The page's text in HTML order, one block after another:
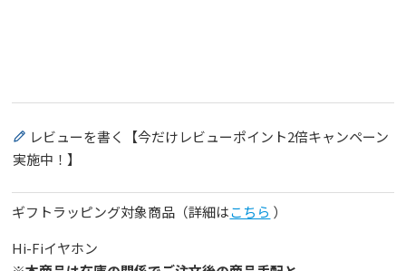
レビューを書く【今だけレビューポイント2倍キャンペーン
実施中！】
ギフトラッピング対象商品（詳細はこちら ）
Hi-Fiイヤホン